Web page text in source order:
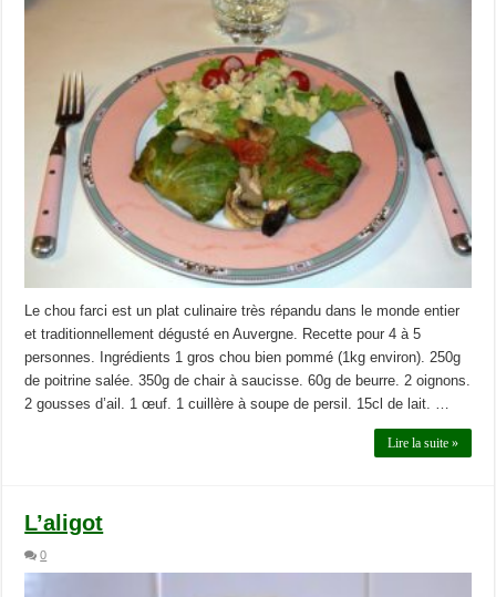
Le chou farci est un plat culinaire très répandu dans le monde entier
et traditionnellement dégusté en Auvergne. Recette pour 4 à 5
personnes. Ingrédients 1 gros chou bien pommé (1kg environ). 250g
de poitrine salée. 350g de chair à saucisse. 60g de beurre. 2 oignons.
2 gousses d’ail. 1 œuf. 1 cuillère à soupe de persil. 15cl de lait. …
Lire la suite »
L’aligot
0